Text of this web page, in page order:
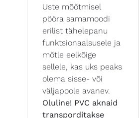
Uste mõõtmisel
pööra samamoodi
erilist tähelepanu
funktsionaalsusele ja
mõtle eelkõige
sellele, kas uks peaks
olema sisse- või
väljapoole avanev.
Oluline! PVC aknaid
transporditakse